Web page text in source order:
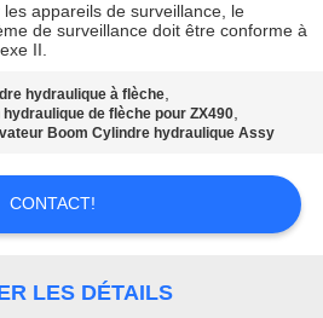
les appareils de surveillance, le
de surveillance doit être conforme à
II.
hydraulique à flèche,
hydraulique de flèche pour ZX490,
Boom Cylindre hydraulique Assy
CONTACT!
LES DÉTAILS